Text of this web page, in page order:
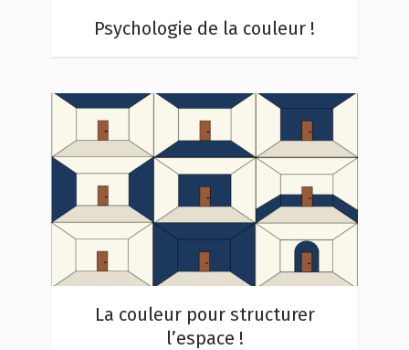
Psychologie de la couleur !
La couleur pour structurer
l’espace !